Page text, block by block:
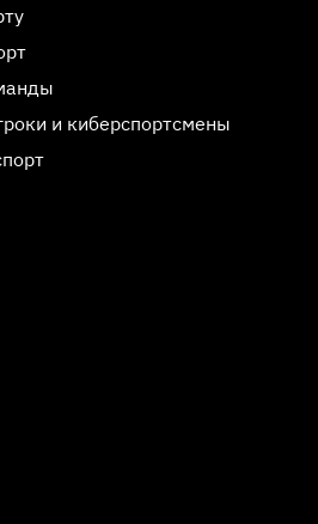
и киберспортсмены